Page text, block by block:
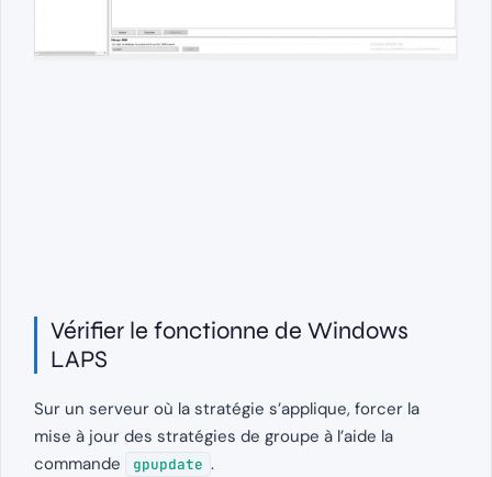
Vérifier le fonctionne de Windows
LAPS
Sur un serveur où la stratégie s’applique, forcer la
mise à jour des stratégies de groupe à l’aide la
commande
gpupdate .